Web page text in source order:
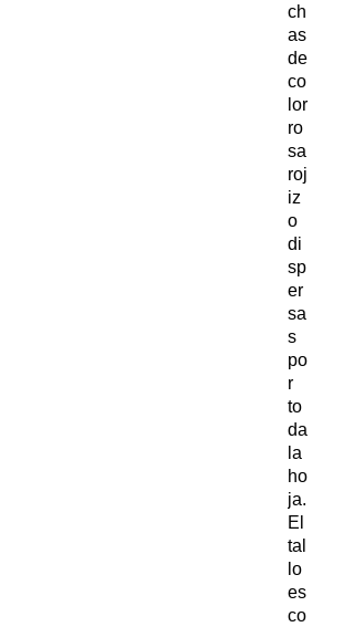
ch
as
de
co
lor
ro
sa
roj
iz
o
di
sp
er
sa
s
po
r
to
da
la
ho
ja.
El
tal
lo
es
co